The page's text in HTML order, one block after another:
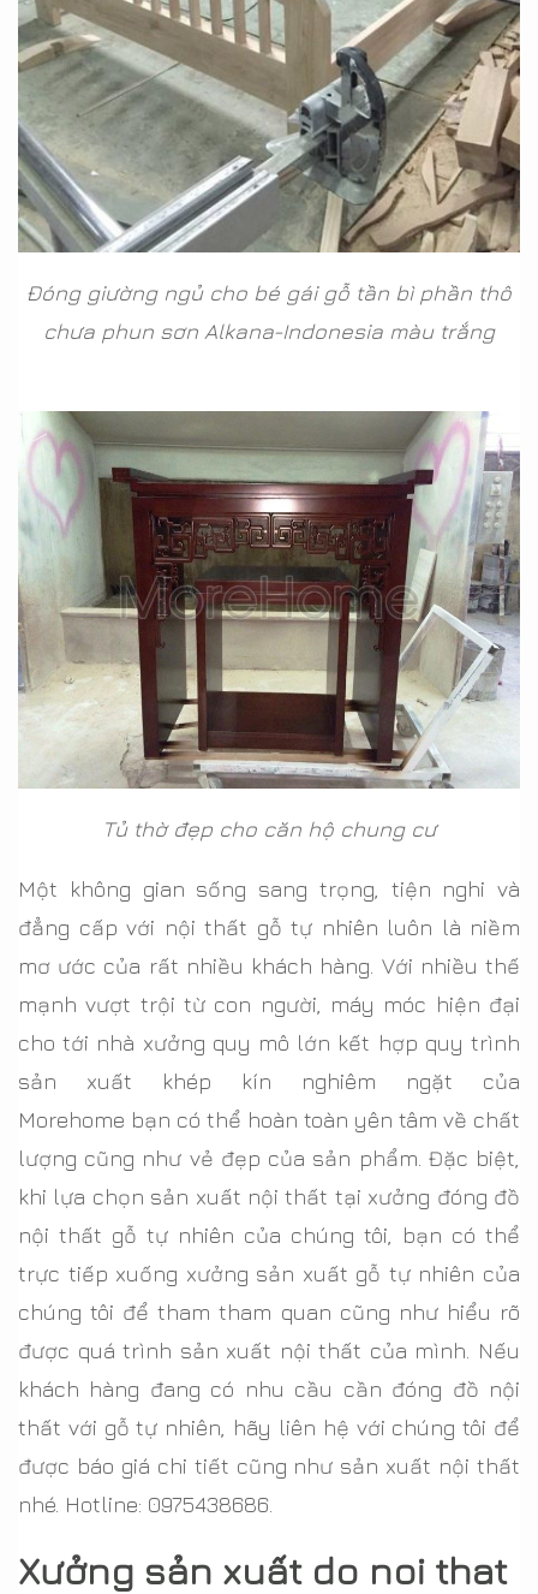
Đóng giường ngủ cho bé gái gỗ tần bì phần thô
chưa phun sơn Alkana-Indonesia màu trắng
Tủ thờ đẹp cho căn hộ chung cư
Một không gian sống sang trọng, tiện nghi và
đẳng cấp với nội thất gỗ tự nhiên luôn là niềm
mơ ước của rất nhiều khách hàng. Với nhiều thế
mạnh vượt trội từ con người, máy móc hiện đại
cho tới nhà xưởng quy mô lớn kết hợp quy trình
sản xuất khép kín nghiêm ngặt của
Morehome bạn có thể hoàn toàn yên tâm về chất
lượng cũng như vẻ đẹp của sản phẩm. Đặc biệt,
khi lựa chọn sản xuất nội thất tại xưởng đóng đồ
nội thất gỗ tự nhiên của chúng tôi, bạn có thể
trực tiếp xuống xưởng sản xuất gỗ tự nhiên của
chúng tôi để tham tham quan cũng như hiểu rõ
được quá trình sản xuất nội thất của mình. Nếu
khách hàng đang có nhu cầu cần đóng đồ nội
thất với gỗ tự nhiên, hãy liên hệ với chúng tôi để
được báo giá chi tiết cũng như sản xuất nội thất
nhé. Hotline: 0975438686.
Xưởng sản xuất do noi that